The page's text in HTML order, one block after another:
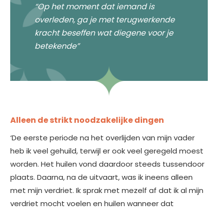
“Op het moment dat iemand is
overleden, ga je met terugwerkende
kracht beseffen wat diegene voor je
betekende”
Alleen de strikt noodzakelijke dingen
‘De eerste periode na het overlijden van mijn vader
heb ik veel gehuild, terwijl er ook veel geregeld moest
worden. Het huilen vond daardoor steeds tussendoor
plaats. Daarna, na de uitvaart, was ik ineens alleen
met mijn verdriet. Ik sprak met mezelf af dat ik al mijn
verdriet mocht voelen en huilen wanneer dat